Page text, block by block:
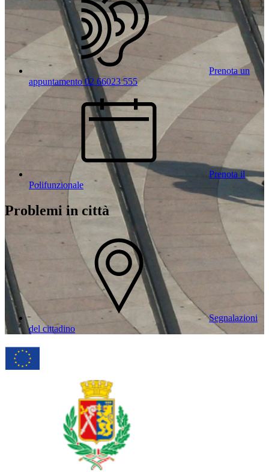
Prenota un
appuntamento 02 66023 555
Prenota il
Polifunzionale
Problemi in città
Segnalazioni
del cittadino